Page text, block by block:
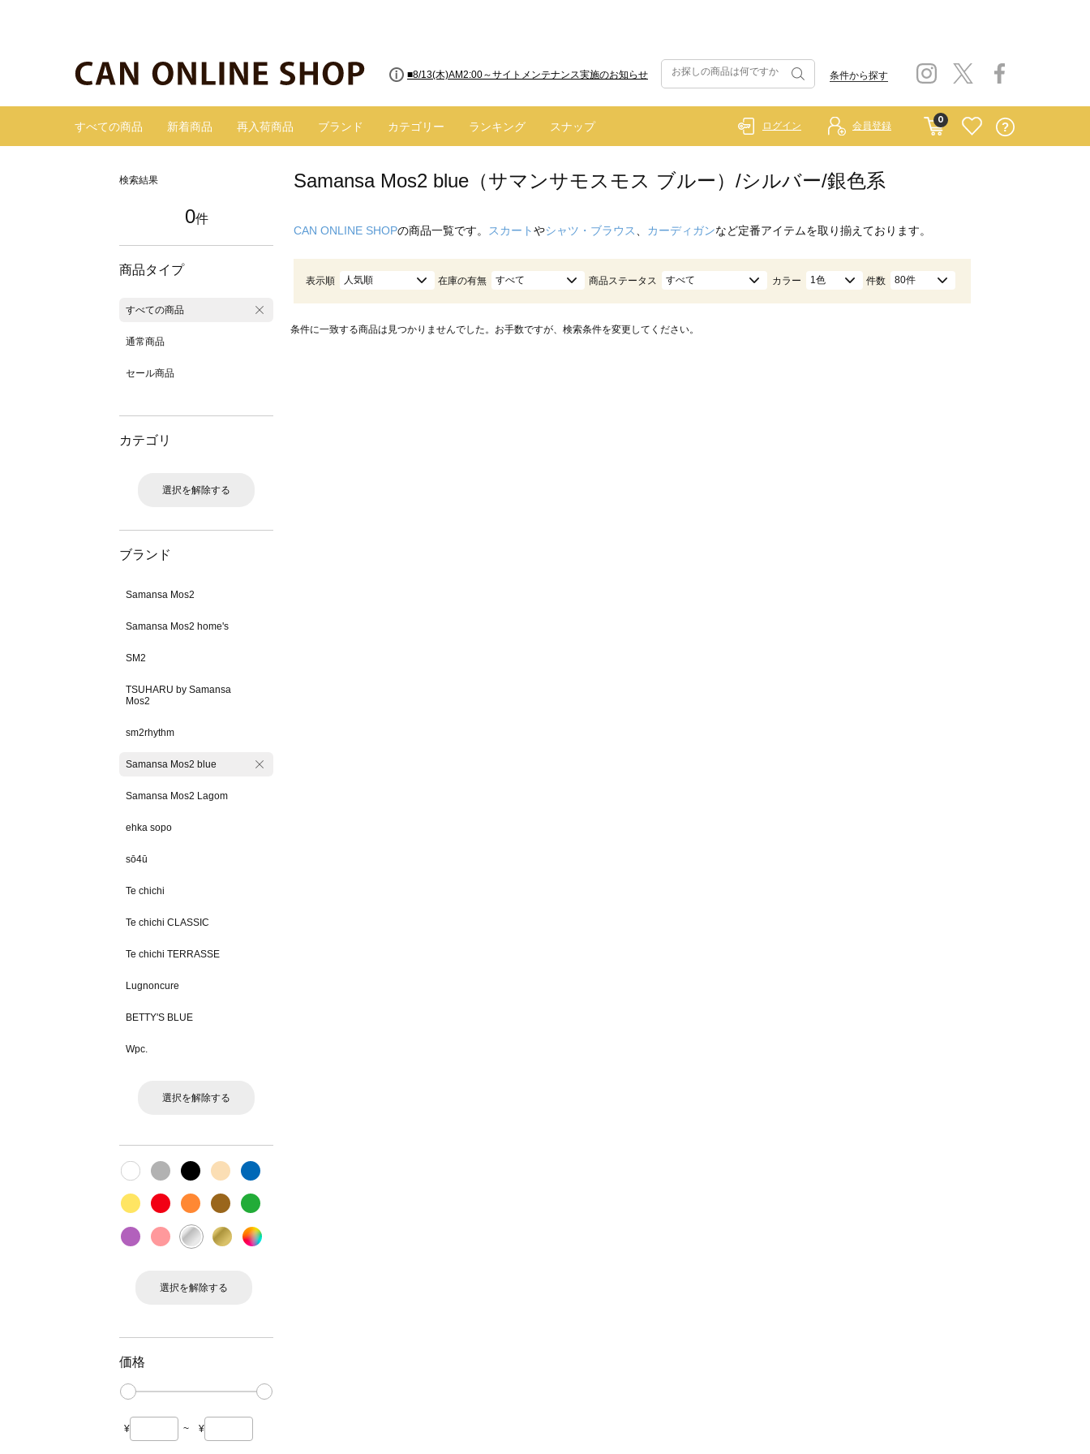
■8/13(木)AM2:00～サイトメンテナンス実施のお知らせ 条件から探す
すべての商品 新着商品 再入荷商品 ブランド カテゴリー ランキング スナップ
0
ログイン 会員登録
検索結果
0件
商品タイプ
すべての商品
通常商品
セール商品
カテゴリ
選択を解除する
ブランド
Samansa Mos2
Samansa Mos2 home's
SM2
TSUHARU by Samansa
Mos2
sm2rhythm
Samansa Mos2 blue
Samansa Mos2 Lagom
ehka sopo
sō4ū
Te chichi
Te chichi CLASSIC
Te chichi TERRASSE
Lugnoncure
BETTY'S BLUE
Wpc.
選択を解除する
選択を解除する
価格
¥ ~ ¥
Samansa Mos2 blue（サマンサモスモス ブルー）/シルバー/銀色系
CAN ONLINE SHOPの商品一覧です。 スカートやシャツ・ブラウス カーディガンなど定番アイテムを取り揃えております。
表示順 人気順 在庫の有無 すべて 商品ステータス すべて カラー 1色 件数 80件
条件に一致する商品は見つかりませんでした。お手数ですが、検索条件を変更してください。